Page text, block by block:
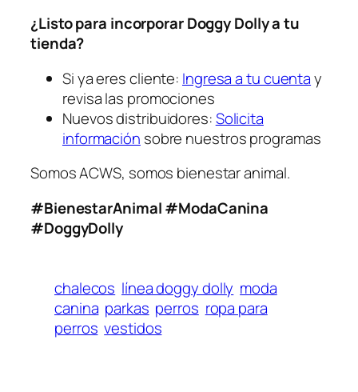
¿Listo para incorporar Doggy Dolly a tu
tienda?
Si ya eres cliente: Ingresa a tu cuentay
revisa las promociones
Nuevos distribuidores:Solicita
información sobre nuestros programas
Somos ACWS, somos bienestar animal.
#BienestarAnimal #ModaCanina
#DoggyDolly
chalecos línea doggy dolly moda
canina parkas perros ropa para
perros vestidos